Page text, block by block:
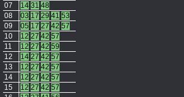
07
14 31 48
08
03 17 29 41 53
09
05 17 27 42 57
10
12 27 42 57
11
12 27 42 59
12
14 27 42 57
13
12 27 42 57
14
12 27 42 57
15
12 27 42 57